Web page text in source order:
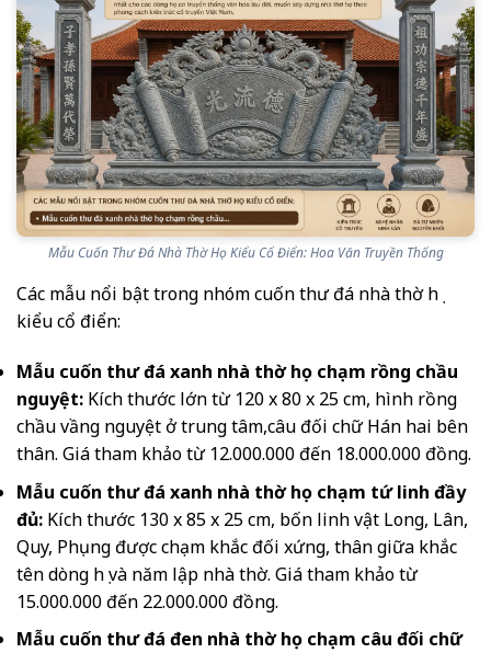
Mẫu Cuốn Thư Đá Nhà Thờ Họ Kiểu Cổ Điển: Hoa Văn Truyền Thống
Các mẫu nổi bật trong nhóm cuốn thư đá nhà thờ họ
kiểu cổ điển:
Mẫu cuốn thư đá xanh nhà thờ họ chạm rồng chầu
nguyệt: Kích thước lớn từ 120 x 80 x 25 cm, hình rồng
chầu vầng nguyệt ở trung tâm,câu đối chữ Hán hai bên
thân. Giá tham khảo từ 12.000.000 đến 18.000.000 đồng.
Mẫu cuốn thư đá xanh nhà thờ họ chạm tứ linh đầy
đủ: Kích thước 130 x 85 x 25 cm, bốn linh vật Long, Lân,
Quy, Phụng được chạm khắc đối xứng, thân giữa khắc
tên dòng họ và năm lập nhà thờ. Giá tham khảo từ
15.000.000 đến 22.000.000 đồng.
Mẫu cuốn thư đá đen nhà thờ họ chạm câu đối chữ